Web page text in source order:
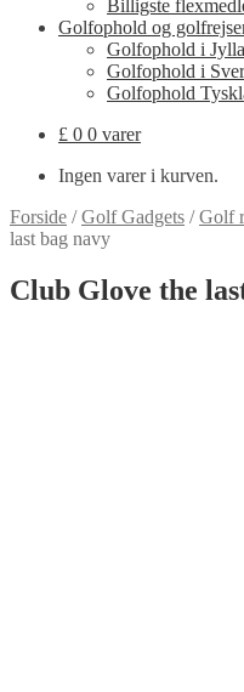
Billigste
Golfophold og
Golfophold i
Golfophold i
Golfophold
£ 0 0 varer
Ingen varer i kurven.
Forside /Golf Gadgets /Golf
last bag navy
Club Glove the